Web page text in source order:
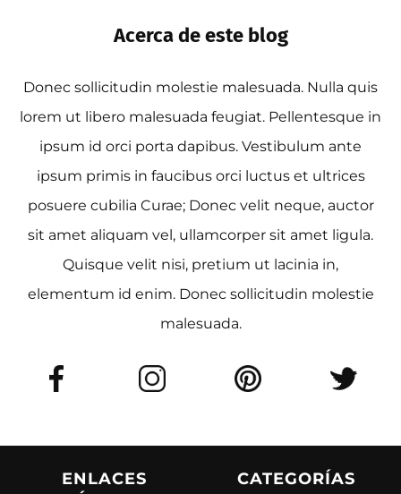
Acerca de este blog
Donec sollicitudin molestie malesuada. Nulla quis
lorem ut libero malesuada feugiat. Pellentesque in
ipsum id orci porta dapibus. Vestibulum ante
ipsum primis in faucibus orci luctus et ultrices
posuere cubilia Curae; Donec velit neque, auctor
sit amet aliquam vel, ullamcorper sit amet ligula.
Quisque velit nisi, pretium ut lacinia in,
elementum id enim. Donec sollicitudin molestie
malesuada.
ENLACES
CATEGORÍAS